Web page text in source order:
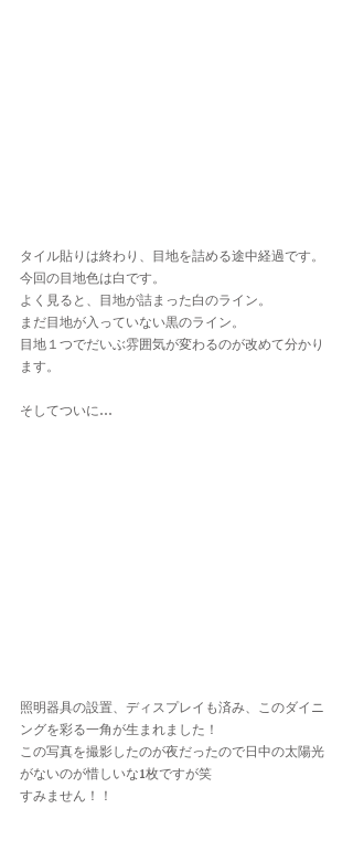
タイル貼りは終わり、目地を詰める途中経過です。
今回の目地色は白です。
よく見ると、目地が詰まった白のライン。
まだ目地が入っていない黒のライン。
目地１つでだいぶ雰囲気が変わるのが改めて分かり
ます。
そしてついに…
照明器具の設置、ディスプレイも済み、このダイニ
ングを彩る一角が生まれました！
この写真を撮影したのが夜だったので日中の太陽光
がないのが惜しいな1枚ですが笑
すみません！！